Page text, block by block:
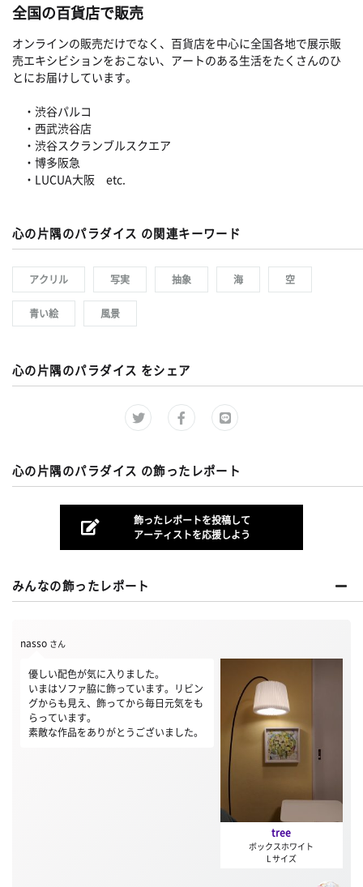
全国の百貨店で販売
オンラインの販売だけでなく、百貨店を中心に全国各地で展示販
売エキシビションをおこない、アートのある生活をたくさんのひ
とにお届けしています。
・渋谷パルコ
・西武渋谷店
・渋谷スクランブルスクエア
・博多阪急
・LUCUA大阪 etc.
心の片隅のパラダイス の関連キーワード
アクリル 写実 抽象 海 空
青い絵 風景
心の片隅のパラダイス をシェア
心の片隅のパラダイス の飾ったレポート
飾ったレポートを投稿して
アーティストを応援しよう
みんなの飾ったレポート
nasso さん
優しい配色が気に入りました。
いまはソファ脇に飾っています。リビン
グからも見え、飾ってから毎日元気をも
らっています。
素敵な作品をありがとうございました。
tree
ボックスホワイト
L サイズ